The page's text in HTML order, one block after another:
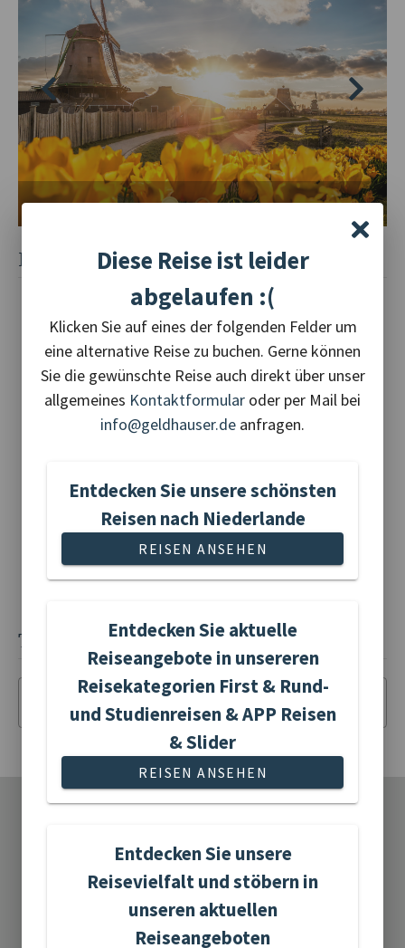
LEISTUNGEN
Taxi-Service
5* Fernreisebus FIRST CLASS
4 x Übernachtung mit Halbpension im 4*
Themenhotel „The Fallon“ in Alkmaar
Besichtigung einer Schaukäserei und
Holzschuhproduktion
1 x typ. holländischer Lunch (Suppe, belegte
Brötchen)
Volendam - Marken
2 x ganztägige Reiseleitung
Eintritt Porzellanmanufaktur Delft
Reiseleitung
5 Treuepunkte
TERMINE UND PREISE
Termin der Reise
Adventreisen
Diese Reise ist leider
abgelaufen :(
Klicken Sie auf eines der folgenden Felder um
eine alternative Reise zu buchen. Gerne können
Sie die gewünschte Reise auch direkt über unser
allgemeines Kontaktformular oder per Mail bei
info@geldhauser.de anfragen.
Entdecken Sie unsere schönsten
Reisen nach Niederlande
REISEN ANSEHEN
Entdecken Sie aktuelle
Reiseangebote in unsereren
Reisekategorien First & Rund-
und Studienreisen & APP Reisen
& Slider
REISEN ANSEHEN
Entdecken Sie unsere
Reisevielfalt und stöbern in
unseren aktuellen
Reiseangeboten